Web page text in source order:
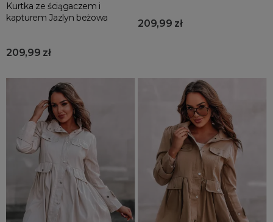
Kurtka ze ściągaczem i
kapturem Jazlyn beżowa
209,99 zł
209,99 zł